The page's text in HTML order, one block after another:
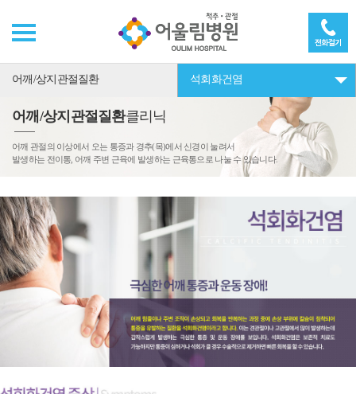
어깨/상지관절질환 석회화건염
어깨/상지관절질환클리닉
어깨 관절의 이상에서 오는 통증과 경추(목)에서 신경이 눌려서
발생하는 전이통, 어깨 주변 근육에 발생하는 근육통으로 나눌 수 있습니다.